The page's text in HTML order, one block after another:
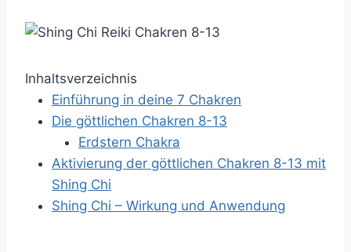
Inhaltsverzeichnis
Einführung in deine 7 Chakren
Die göttlichen Chakren 8-13
Erdstern Chakra
Aktivierung der göttlichen Chakren 8-13 mit
Shing Chi
Shing Chi – Wirkung und Anwendung